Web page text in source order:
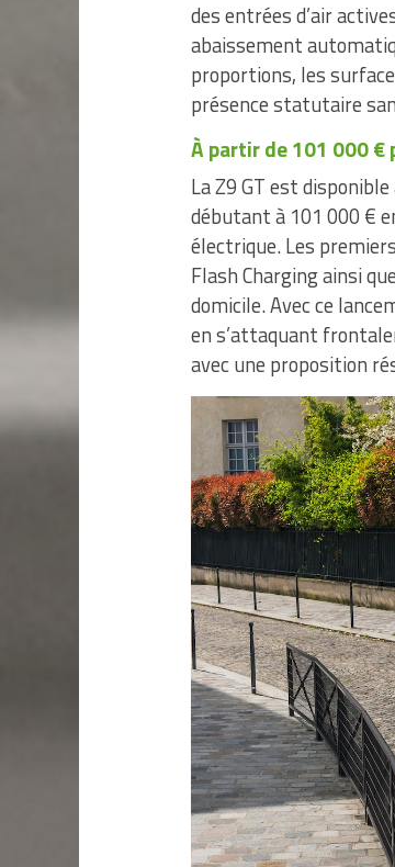
des entrées d’air
abaissement
proportions, les
présence statutaire
À partir de 101 000
La Z9 GT est
débutant à 101 000 €
électrique. Les
Flash Charging ainsi
domicile. Avec ce
en s’attaquant
avec une proposition